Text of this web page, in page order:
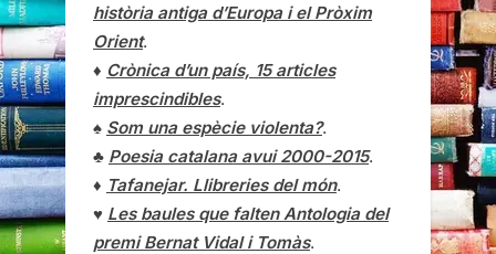
història antiga d’Europa i el Pròxim
Orient.
♦ Crònica d’un país, 15 articles
imprescindibles.
♠ Som una espècie violenta?.
♣ Poesia catalana avui 2000-2015.
♦ Tafanejar. Llibreries del món.
♥ Les baules que falten Antologia del
premi Bernat Vidal i Tomàs.